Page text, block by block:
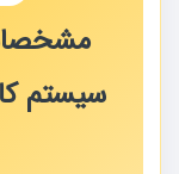
سیستم